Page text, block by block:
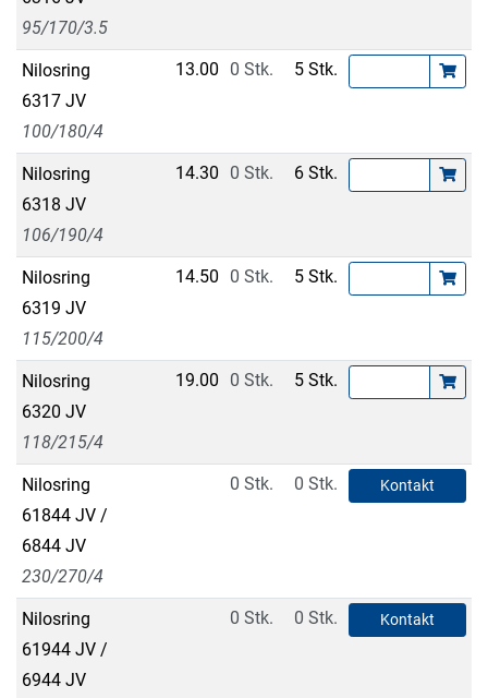
95/170/3.5
Nilosring
6317 JV
100/180/4
13.00 0 Stk. 5 Stk.
Nilosring
6318 JV
106/190/4
14.30 0 Stk. 6 Stk.
Nilosring
6319 JV
115/200/4
14.50 0 Stk. 5 Stk.
Nilosring
6320 JV
118/215/4
19.00 0 Stk. 5 Stk.
Nilosring
61844 JV /
6844 JV
230/270/4
0 Stk. 0 Stk. Kontakt
Nilosring
61944 JV /
6944 JV
0 Stk. 0 Stk. Kontakt